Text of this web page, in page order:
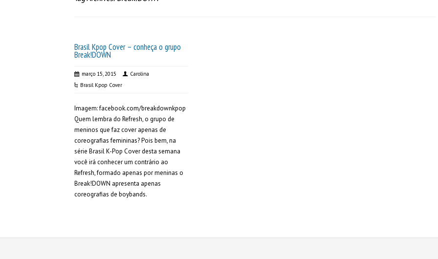
Brasil Kpop Cover – conheça o grupo
Break!DOWN
março 15, 2015
Carolina
Brasil Kpop Cover
Imagem: facebook.com/breakdownkpop
Quem lembra do Refresh, o grupo de
meninos que faz cover apenas de
coreografias femininas? Pois bem, na
série Brasil K-Pop Cover desta semana
você irá conhecer um contrário ao
Refresh, formado apenas por meninas o
Break!DOWN apresenta apenas
coreografias de boybands.